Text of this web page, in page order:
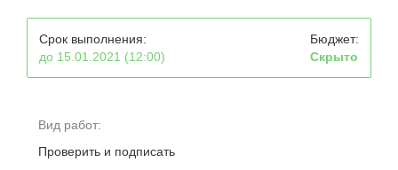
Срок выполнения:
до 15.01.2021 (12:00)
Бюджет:
Скрыто
Вид работ:
Проверить и подписать